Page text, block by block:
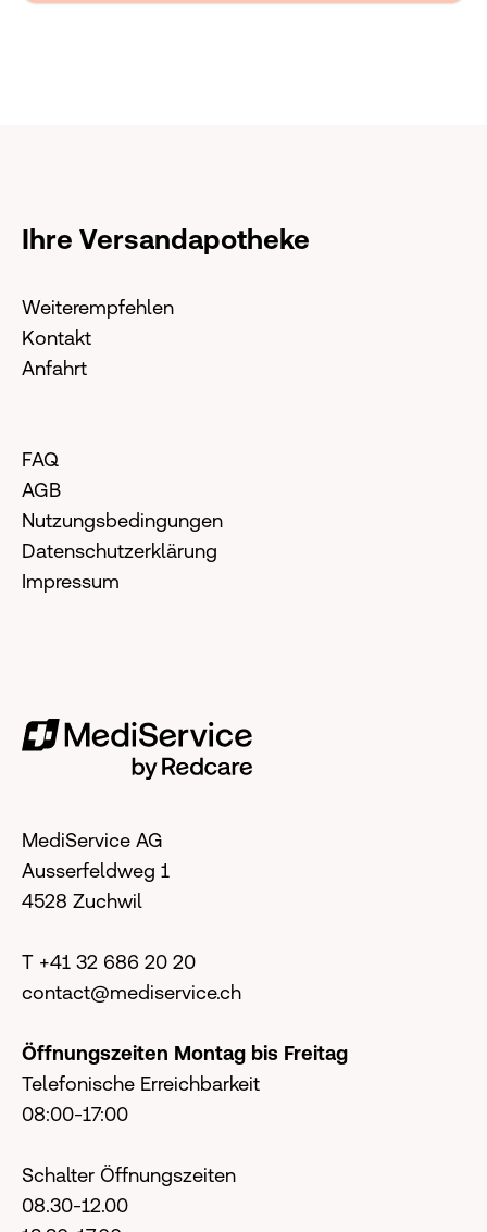
Ihre Versandapotheke
Weiterempfehlen
Kontakt
Anfahrt
FAQ
AGB
Nutzungsbedingungen
Datenschutzerklärung
Impressum
MediService AG
Ausserfeldweg 1
4528 Zuchwil
T +41 32 686 20 20
contact@mediservice.ch
Öffnungszeiten Montag bis Freitag
Telefonische Erreichbarkeit
08:00-17:00
Schalter Öffnungszeiten
08.30-12.00